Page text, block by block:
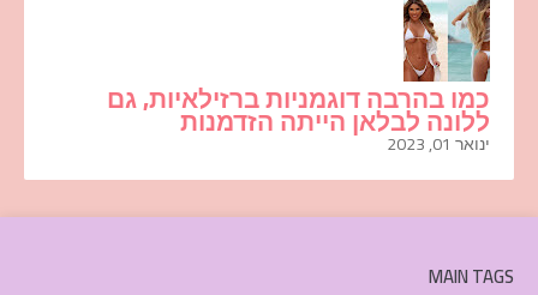
כמו בהרבה דוגמניות ברזילאיות, גם
ללונה לבלאן הייתה הזדמנות
ינואר 01, 2023
MAIN TAGS